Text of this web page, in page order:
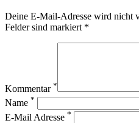
Deine E-Mail-Adresse wird nicht
Felder sind markiert *
Kommentar *
Name *
E-Mail Adresse *